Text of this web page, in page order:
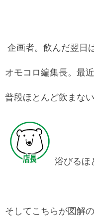
企画者。飲んだ翌日
オモコロ編集長。最
普段ほとんど飲まな
浴びるほ
そしてこちらが図解の